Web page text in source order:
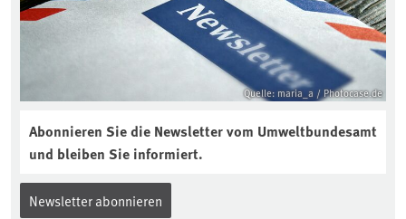
Quelle: maria_a / Photocase.de
Abonnieren Sie die Newsletter vom Umweltbundesamt
und bleiben Sie informiert.
Newsletter abonnieren